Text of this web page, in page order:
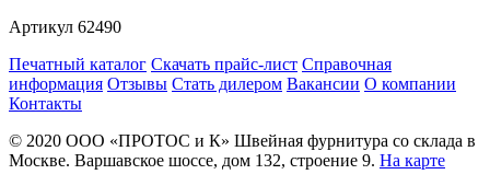
Артикул 62490
Печатный каталог Скачать прайс-лист Справочная
информация Отзывы Стать дилером Вакансии О компании
Контакты
© 2020 ООО «ПРОТОС и К» Швейная фурнитура со склада в
Москве. Варшавское шоссе, дом 132, строение 9. На карте